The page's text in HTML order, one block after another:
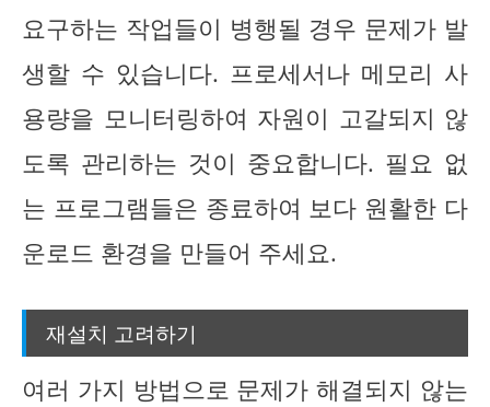
요구하는 작업들이 병행될 경우 문제가 발
생할 수 있습니다. 프로세서나 메모리 사
용량을 모니터링하여 자원이 고갈되지 않
도록 관리하는 것이 중요합니다. 필요 없
는 프로그램들은 종료하여 보다 원활한 다
운로드 환경을 만들어 주세요.
재설치 고려하기
여러 가지 방법으로 문제가 해결되지 않는